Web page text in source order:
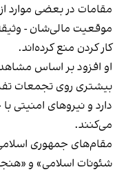
مقامات در بعضی موارد
موقعیت مالی‌شان - وثیقه
کار کردن منع کرده‌اند.
او افزود بر اساس
بیشتری روی تجمعات
دارد و نیروهای امنیتی
می‌کنند.
مقام‌های جمهوری
شئونات اسلامی» و